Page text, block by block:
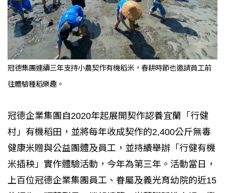
冠德集團連續三年支持小農契作有機稻米，春耕時節也邀請員工前
往體驗種稻樂趣。
冠德企業集團自2020年起展開契作認養宜蘭「行健
村」有機稻田，並將每年收成契作的2,400公斤無毒
健康米贈與公益團體及員工，並持續舉辦「行健有機
米插秧」實作體驗活動，今年為第三年。活動當日，
上百位冠德企業集團員工、眷屬及義光育幼院的近15